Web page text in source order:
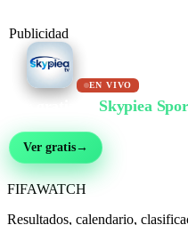
Publicidad
EN VIVO
Skypiea
Ver gratis→
FIFAWATCH
Resultados, calendario,